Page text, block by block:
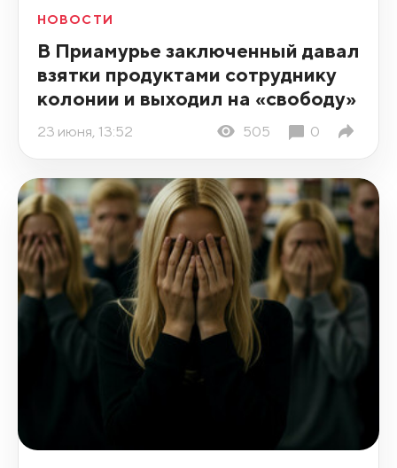
НОВОСТИ
В Приамурье заключенный давал
взятки продуктами сотруднику
колонии и выходил на «свободу»
23 июня, 13:52 505 0